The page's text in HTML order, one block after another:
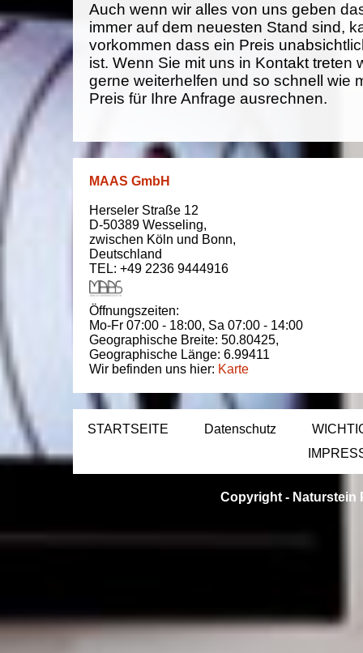
Auch wenn wir alles von uns geben
immer auf dem neuesten Stand sind,
vorkommen dass ein Preis
ist. Wenn Sie mit uns in Kontakt treten
gerne weiterhelfen und so schnell wie
Preis für Ihre Anfrage ausrechnen.
MAAS GmbH
Herseler Straße 12
D-50389 Wesseling,
zwischen Köln und Bonn,
Deutschland
TEL: +49 2236 9444916
Öffnungszeiten:
Mo-Fr 07:00 - 18:00, Sa 07:00 - 14:00
Geographische Breite: 50.80425,
Geographische Länge: 6.99411
Wir befinden uns hier: Karte
STARTSEITE Datenschutz
Copyright - Naturstein